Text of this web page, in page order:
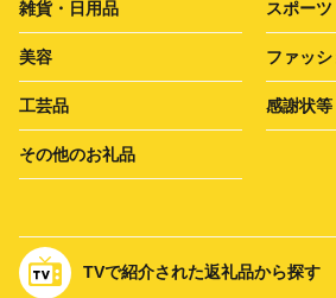
雑貨・日用品 スポー
美容 ファッ
工芸品 感謝状等
その他のお礼品
TVで紹介された返礼品から探す